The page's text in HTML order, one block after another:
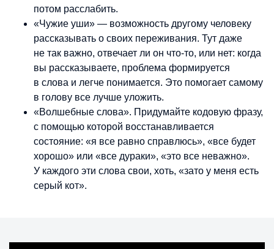
потом расслабить.
«Чужие уши» — возможность другому человеку
рассказывать о своих переживания. Тут даже
не так важно, отвечает ли он что-то, или нет: когда
вы рассказываете, проблема формируется
в слова и легче понимается. Это помогает самому
в голову все лучше уложить.
«Волшебные слова». Придумайте кодовую фразу,
с помощью которой восстанавливается
состояние: «я все равно справлюсь», «все будет
хорошо» или «все дураки», «это все неважно».
У каждого эти слова свои, хоть, «зато у меня есть
серый кот».